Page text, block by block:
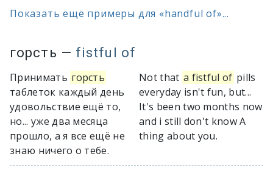
Показать ещё примеры для «handful of»...
горсть — fistful of
Принимать горсть
таблеток каждый день
удовольствие ещё то,
но... уже два месяца
прошло, а я все ещё не
знаю ничего о тебе.
Not that a fistful of pills
everyday isn't fun, but...
It's been two months now
and i still don't know A
thing about you.